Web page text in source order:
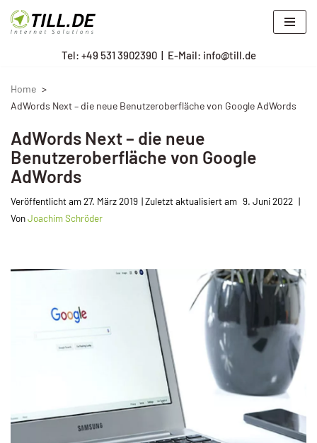
Zum
Tel: +49 531 3902390| E-Mail: info@till.de
Home
AdWords Next – die neue Benutzeroberfläche von Google AdWords
AdWords Next – die neue
Benutzeroberfläche von Google
AdWords
Veröffentlicht am27. März 2019
9. Juni 2022
VonJoachim Schröder